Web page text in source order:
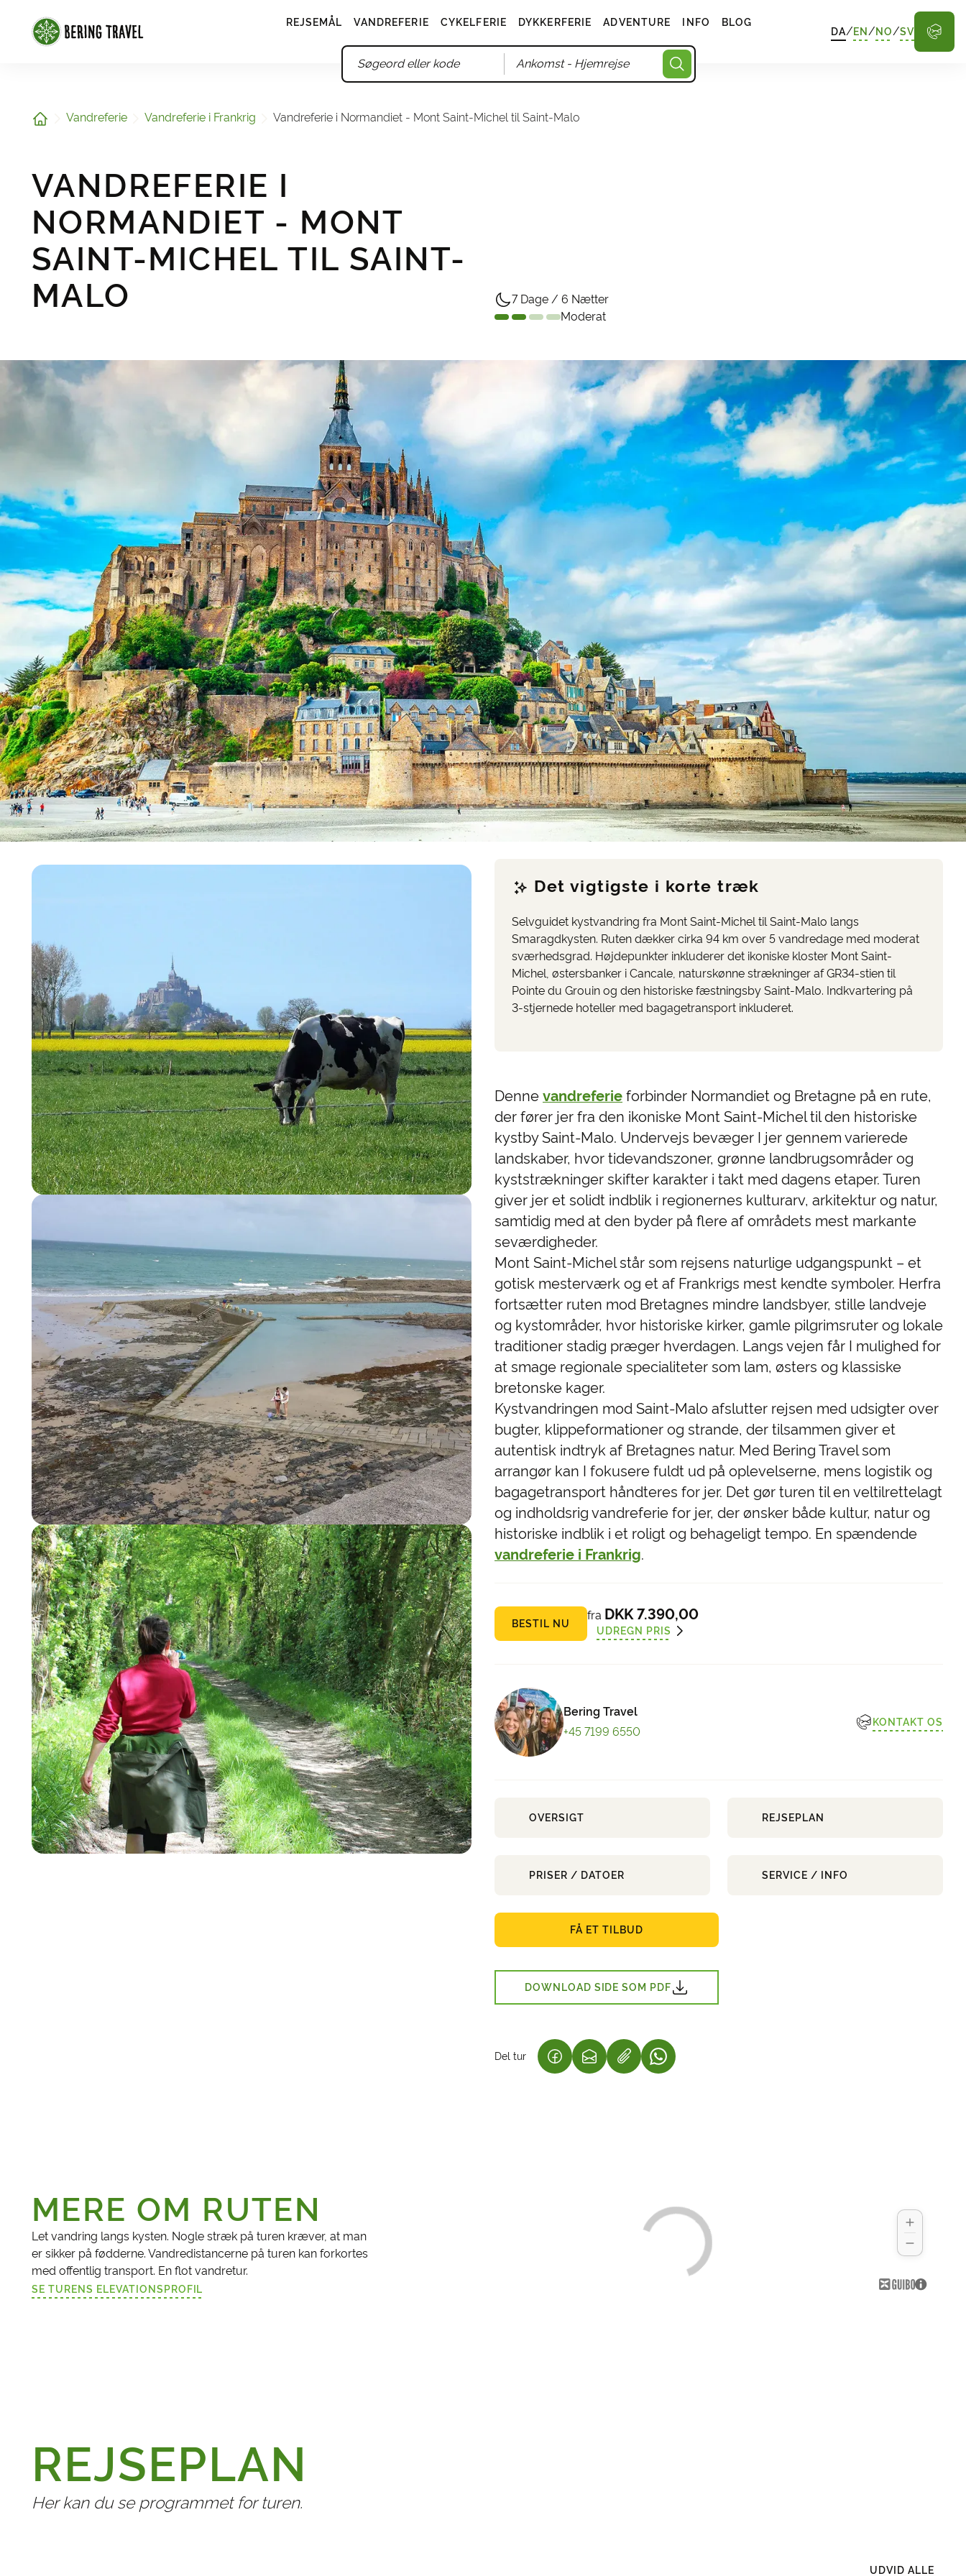
REJSEMÅL VANDREFERIE CYKELFERIE DYKKERFERIE ADVENTURE INFO BLOG
Ankomst- Hjemrejse
DA/EN /NO/SV
Hjem Vandreferie Vandreferie i Frankrig Vandreferie i Normandiet - Mont Saint-Michel til Saint-Malo
VANDREFERIE I
NORMANDIET - MONT
SAINT-MICHEL TIL SAINT-
MALO
7 Dage / 6 Nætter
Moderat
Det vigtigste i korte træk
Selvguidet kystvandring fra Mont Saint-Michel til Saint-Malo langs
Smaragdkysten. Ruten dækker cirka 94 km over 5 vandredage med moderat
sværhedsgrad. Højdepunkter inkluderer det ikoniske kloster Mont Saint-
Michel, østersbanker i Cancale, naturskønne strækninger af GR34-stien til
Pointe du Grouin og den historiske fæstningsby Saint-Malo. Indkvartering på
3-stjernede hoteller med bagagetransport inkluderet.
Denne vandreferie forbinder Normandiet og Bretagne på en rute,
der fører jer fra den ikoniske Mont Saint-Michel til den historiske
kystby Saint-Malo. Undervejs bevæger I jer gennem varierede
landskaber, hvor tidevandszoner, grønne landbrugsområder og
kyststrækninger skifter karakter i takt med dagens etaper. Turen
giver jer et solidt indblik i regionernes kulturarv, arkitektur og natur,
samtidig med at den byder på flere af områdets mest markante
seværdigheder.
Mont Saint-Michel står som rejsens naturlige udgangspunkt – et
gotisk mesterværk og et af Frankrigs mest kendte symboler. Herfra
fortsætter ruten mod Bretagnes mindre landsbyer, stille landveje
og kystområder, hvor historiske kirker, gamle pilgrimsruter og lokale
traditioner stadig præger hverdagen. Langs vejen får I mulighed for
at smage regionale specialiteter som lam, østers og klassiske
bretonske kager.
Kystvandringen mod Saint-Malo afslutter rejsen med udsigter over
bugter, klippeformationer og strande, der tilsammen giver et
autentisk indtryk af Bretagnes natur. Med Bering Travel som
arrangør kan I fokusere fuldt ud på oplevelserne, mens logistik og
bagagetransport håndteres for jer. Det gør turen til en veltilrettelagt
og indholdsrig vandreferie for jer, der ønsker både kultur, natur og
historiske indblik i et roligt og behageligt tempo. En spændende
vandreferie i Frankrig.
BESTIL NU
fra DKK 7.390,00
UDREGN PRIS
Bering Travel
+45 7199 6550
KONTAKT OS
FÅ ET TILBUD
DOWNLOAD SIDE SOM PDF
Del tur (LINK ÅBNER I NY FANE)
(LINK ÅBNER I NY FANE)(LINK ÅBNER I NY FANE)
OVERSIGT REJSEPLAN
PRISER / DATOER SERVICE / INFO
MERE OM RUTEN
Let vandring langs kysten. Nogle stræk på turen kræver, at man
er sikker på fødderne. Vandredistancerne på turen kan forkortes
med offentlig transport. En flot vandretur.
SE TURENS ELEVATIONSPROFIL
REJSEPLAN
Her kan du se programmet for turen.
UDVID ALLE